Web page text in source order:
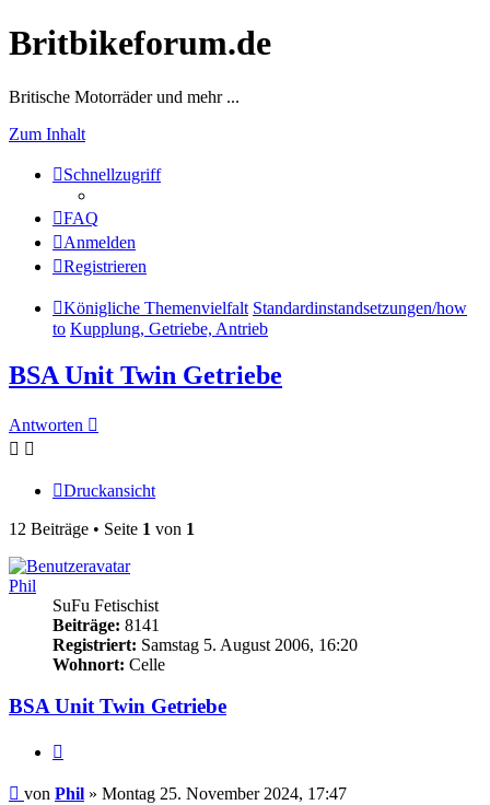
Britbikeforum.de
Britische Motorräder und mehr ...
Zum Inhalt
Schnellzugriff
FAQ
Anmelden
Registrieren
Königliche Themenvielfalt Standardinstandsetzungen/how
to Kupplung, Getriebe, Antrieb
BSA Unit Twin Getriebe
Antworten
Druckansicht
12 Beiträge • Seite 1 von 1
Phil
SuFu Fetischist
Beiträge: 8141
Registriert: Samstag 5. August 2006, 16:20
Wohnort: Celle
BSA Unit Twin Getriebe
Beitrag
von Phil » Montag 25. November 2024, 17:47